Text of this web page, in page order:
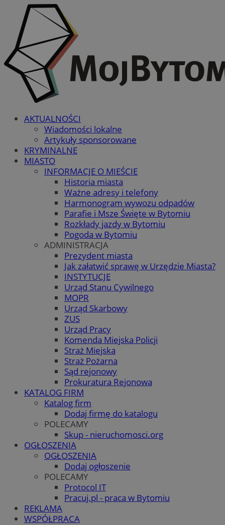
AKTUALNOŚCI
Wiadomości lokalne
Artykuły sponsorowane
KRYMINALNE
MIASTO
INFORMACJE O MIEŚCIE
Historia miasta
Ważne adresy i telefony
Harmonogram wywozu odpadów
Parafie i Msze Święte w Bytomiu
Rozkłady jazdy w Bytomiu
Pogoda w Bytomiu
ADMINISTRACJA
Prezydent miasta
Jak załatwić sprawę w Urzędzie Miasta?
INSTYTUCJE
Urząd Stanu Cywilnego
MOPR
Urząd Skarbowy
ZUS
Urząd Pracy
Komenda Miejska Policji
Straż Miejska
Straż Pożarna
Sąd rejonowy
Prokuratura Rejonowa
KATALOG FIRM
Katalog firm
Dodaj firmę do katalogu
POLECAMY
Skup - nieruchomosci.org
OGŁOSZENIA
OGŁOSZENIA
Dodaj ogłoszenie
POLECAMY
Protocol IT
Pracuj.pl - praca w Bytomiu
REKLAMA
WSPÓŁPRACA